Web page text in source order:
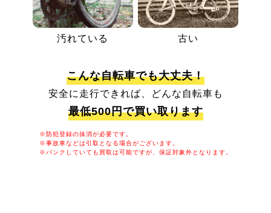
汚れている 古い
こんな自転車でも大丈夫！
安全に走行できれば、どんな自転車も
最低500円で買い取ります
※防犯登録の抹消が必要です。
※事故車などは引取となる場合がございます。
※パンクしていても買取は可能ですが、保証対象外となります。